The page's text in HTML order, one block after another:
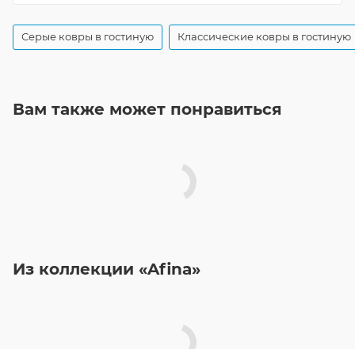
Серые ковры в гостиную Классические ковры в гостиную
Вам также может понравиться
Из коллекции «Afina»